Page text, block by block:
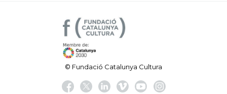
© Fundació Catalunya Cultura